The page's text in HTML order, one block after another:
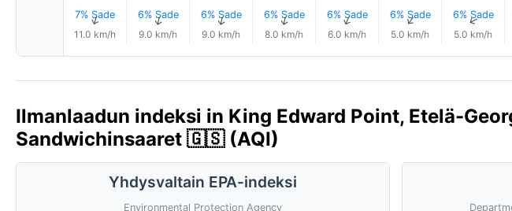
7% Sade
↑
11.0 km/h
6% Sade
↑
9.0 km/h
6% Sade
↑
9.0 km/h
6% Sade
↑
8.0 km/h
6% Sade
↑
6.0 km/h
6% Sade
↑
5.0 km/h
6% Sade
↑
5.0 km/h
Ilmanlaadun indeksi in King Edward Point, Etelä-
Sandwichinsaaret 🇬🇸 (AQI)
Yhdysvaltain EPA-indeksi
Environmental Protection Agency